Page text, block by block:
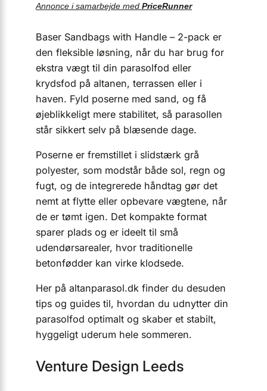
Annonce i samarbejde med PriceRunner
Baser Sandbags with Handle – 2-pack er
den fleksible løsning, når du har brug for
ekstra vægt til din parasolfod eller
krydsfod på altanen, terrassen eller i
haven. Fyld poserne med sand, og få
øjeblikkeligt mere stabilitet, så parasollen
står sikkert selv på blæsende dage.
Poserne er fremstillet i slidstærk grå
polyester, som modstår både sol, regn og
fugt, og de integrerede håndtag gør det
nemt at flytte eller opbevare vægtene, når
de er tømt igen. Det kompakte format
sparer plads og er ideelt til små
udendørsarealer, hvor traditionelle
betonfødder kan virke klodsede.
Her på altanparasol.dk finder du desuden
tips og guides til, hvordan du udnytter din
parasolfod optimalt og skaber et stabilt,
hyggeligt uderum hele sommeren.
Venture Design Leeds